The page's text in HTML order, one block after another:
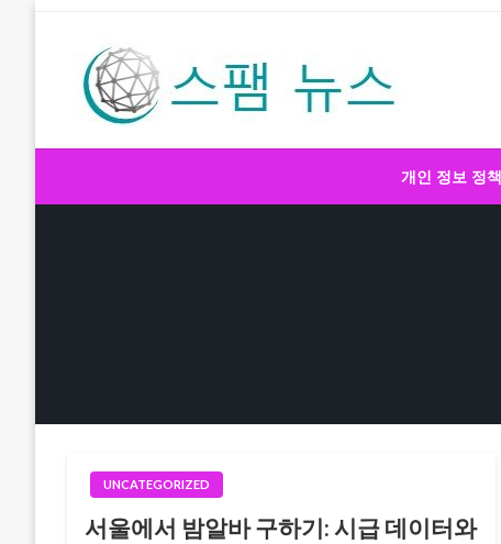
스팸 뉴스 개인 정보 정책
UNCATEGORIZED
서울에서 밤알바 구하기: 시급 데이터와